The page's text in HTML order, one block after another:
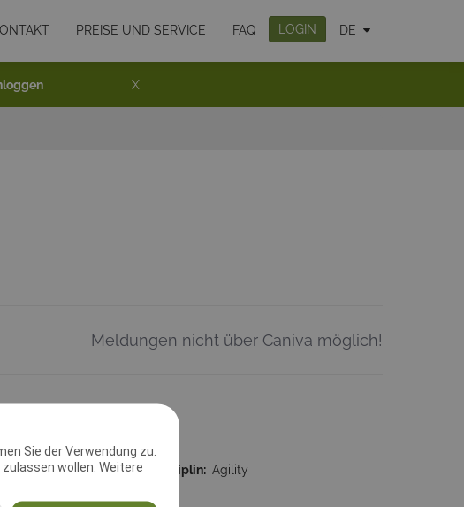
Sie der Verwendung zu.
wollen. Weitere
PREISE UND SERVICE FAQ LOGIN DE
X
Meldungen nicht über Caniva möglich!
23:59:59 Disziplin: Agility